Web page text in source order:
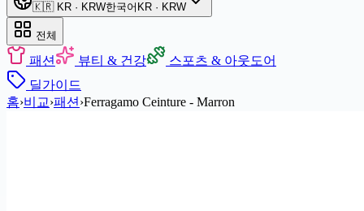
🇰🇷 KR · KRW한국어 KR · KRW
전체
패션 뷰티 & 건강
스포츠 & 아웃도어
딜가이드
홈›비교›패션 ›Ferragamo Ceinture - Marron